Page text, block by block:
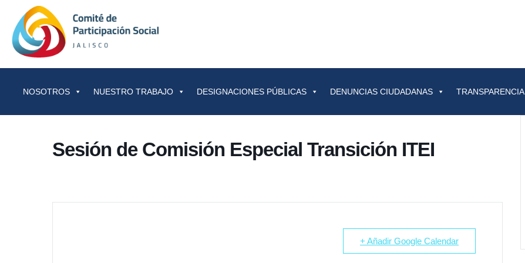
NOSOTROS NUESTRO TRABAJO DESIGNACIONES PÚBLICAS DENUNCIAS CIUDADANAS TRANSPARENCIA
Sesión de Comisión Especial Transición ITEI
+ Añadir Google Calendar